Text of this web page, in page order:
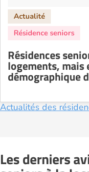
Résidences
logements, mais
démographique
Actualités des
Les derniers